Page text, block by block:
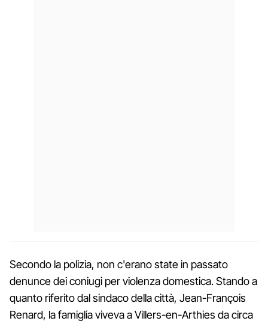
Secondo la polizia, non c'erano state in passato
denunce dei coniugi per violenza domestica. Stando a
quanto riferito dal sindaco della città, Jean-François
Renard, la famiglia viveva a Villers-en-Arthies da circa